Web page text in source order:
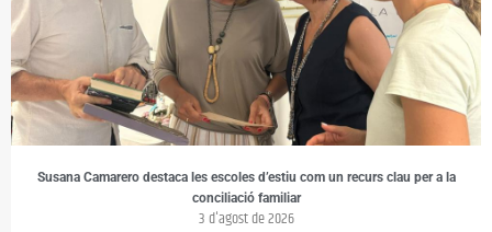
Susana Camarero destaca les escoles d’estiu com un recurs clau per a la
conciliació familiar
3 d'agost de 2026